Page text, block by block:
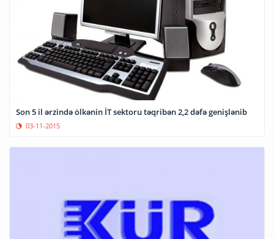
Son 5 il ərzində ölkənin İT sektoru təqribən 2,2 dəfə genişlənib
03-11-2015